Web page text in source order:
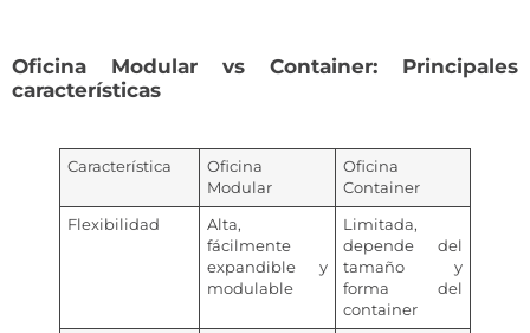
Oficina Modular vs Container: Principales
características
Característica
Oficina
Modular
Oficina
Container
Flexibilidad
Alta,
fácilmente
expandible y
modulable
Limitada,
depende del
tamaño y
forma del
container